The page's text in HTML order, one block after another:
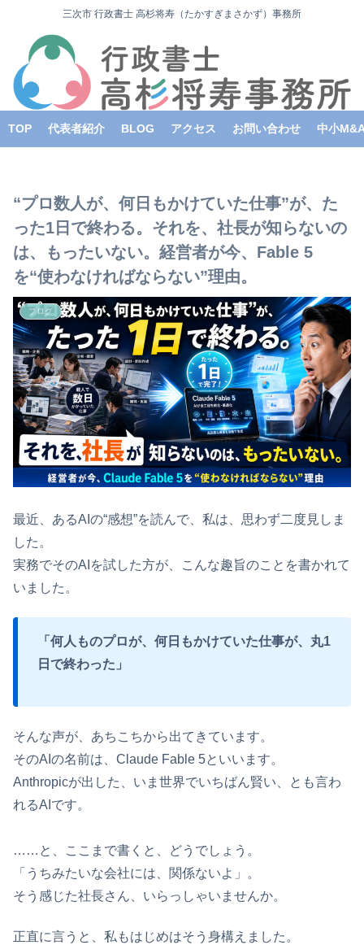
三次市 行政書士 高杉将寿（たかすぎまさかず）事務所
TOP 代表者紹介 BLOG アクセス お問い合わせ 中小
“プロ数人が、何日もかけていた仕事”が、た
った1日で終わる。それを、社長が知らないの
は、もったいない。経営者が今、Fable 5
を“使わなければならない”理由。
ブログ
最近、あるAIの“感想”を読んで、私は、思わず二度見しま
した。
実務でそのAIを試した方が、こんな趣旨のことを書かれて
いました。
「何人ものプロが、何日もかけていた仕事が、丸1
日で終わった」
そんな声が、あちこちから出てきています。
そのAIの名前は、Claude Fable 5といいます。
Anthropicが出した、いま世界でいちばん賢い、とも言わ
れるAIです。
……と、ここまで書くと、どうでしょう。
「うちみたいな会社には、関係ないよ」。
そう感じた社長さん、いらっしゃいませんか。
正直に言うと、私もはじめはそう身構えました。